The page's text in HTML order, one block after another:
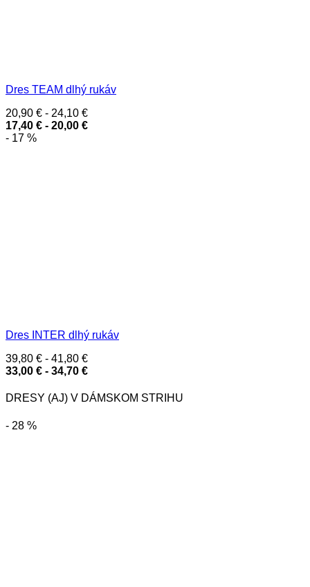
Dres TEAM dlhý rukáv
20,90 € - 24,10 €
17,40 € - 20,00 €
- 17 %
Dres INTER dlhý rukáv
39,80 € - 41,80 €
33,00 € - 34,70 €
DRESY (AJ) V DÁMSKOM STRIHU
- 28 %